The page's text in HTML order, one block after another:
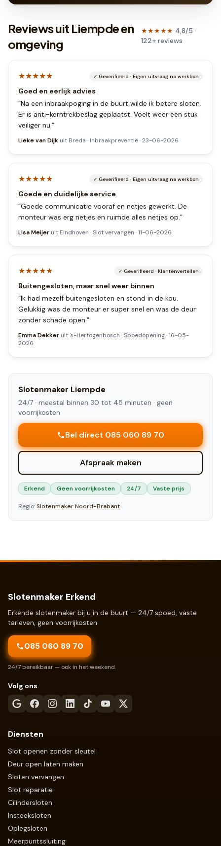
Reviews uit Liempde en
omgeving
★★★★★ 4,8/5 ·
122+reviews
★★★★★ ✓ Geverifieerd · Eigen uitvraag na werkbon
Goed en eerlijk advies
“Na een inbraakpoging in de buurt wilde ik betere sloten.
Er is anti-kerntrekbeslag geplaatst. Voelt weer een stuk
veiliger nu.”
Lieke van Dijk uit Breda · Inbraakpreventie·23-06-2026
★★★★★ ✓ Geverifieerd · Eigen uitvraag na werkbon
Goede en duidelijke service
“Goede communicatie vooraf en netjes gewerkt. De
monteur was erg netjes en ruimde alles netjes op.”
Lisa Meijer uit Eindhoven ·Slot vervangen ·11-06-2026
★★★★★ ✓ Geverifieerd · Klantenvertellen
Buitengesloten, maar snel weer binnen
“Ik had mezelf buitengesloten en stond in de kou.
Gelukkig was de monteur er super snel en was de deur
zonder schade open.”
Emma Dekker uit 's-Hertogenbosch ·Spoedopening·16-05-
2026
Slotenmaker Liempde
24/7 · meestal binnen 30 tot 45 minuten · geen
voorrijkosten
Bel direct 085 060 89 70
Afspraak maken
Erkend Geen voorrijkosten 24/7 Vaste prijs
Regio:SlotenmakerNoord-Brabant
Slotenmaker Erkend
Erkende slotenmaker bij u in de buurt — 24/7 spoed, vaste
tarieven, geen voorrijkosten
085 060 89 70
24/7 bereikbaar — ook in het weekend.
Volg ons
Diensten
Slot openen zonder sleutel
Deur open laten maken
Sloten vervangen
Slot reparatie
Cilindersloten
Insteeksloten
Oplegsloten
Meerpuntssluiting